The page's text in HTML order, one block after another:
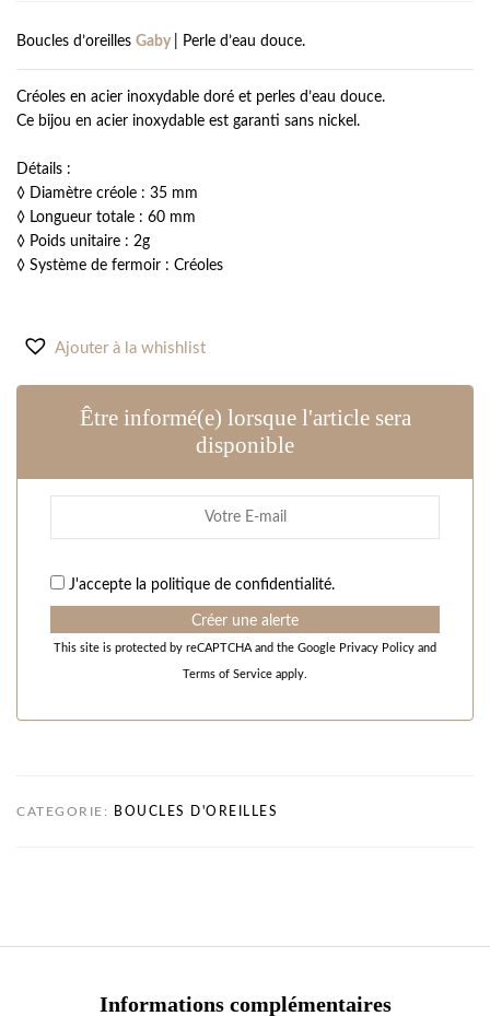
Boucles d’oreilles Gaby | Perle d’eau douce.
Créoles en acier inoxydable doré et perles d’eau douce.
Ce bijou en acier inoxydable est garanti sans nickel.
Détails :
◊ Diamètre créole : 35 mm
◊ Longueur totale : 60 mm
◊ Poids unitaire : 2g
◊ Système de fermoir : Créoles
Ajouter à la whishlist
Être informé(e) lorsque l'article sera
disponible
J'accepte la politique de confidentialité.
Créer une alerte
This site is protected by reCAPTCHA and the Google Privacy Policy and
Terms of Service apply.
CATEGORIE: BOUCLES D'OREILLES
Informations complémentaires